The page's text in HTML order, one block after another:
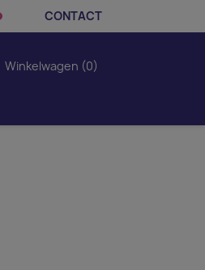
CONTACT
Winkelwagen (0)